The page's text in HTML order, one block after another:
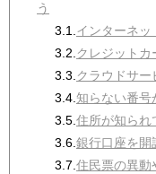
う
3.1.インターネッ
3.2.クレジットカ
3.3.クラウドサ
3.4.知らない番号
3.5.住所が知られ
3.6.銀行口座を開
3.7.住民票の異動